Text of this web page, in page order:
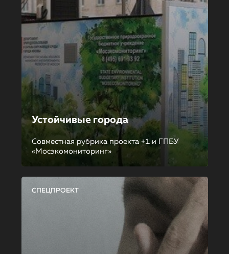
Устойчивые города
Совместная рубрика проекта +1 и ГПБУ
«Мосэкомониторинг»
СПЕЦПРОЕКТ